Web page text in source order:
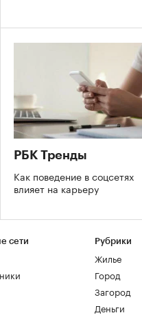
РБК Тренды
Как поведение в соцсетях
влияет на карьеру
сети Рубрики
Жилье
Город
Загород
Деньги